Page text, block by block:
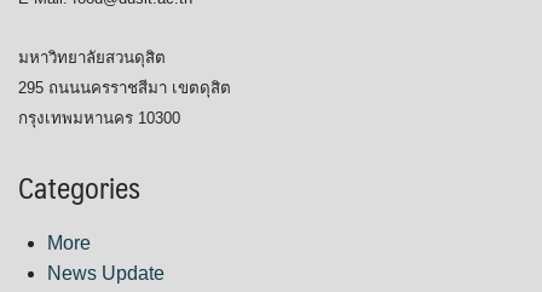
มหาวิทยาลัยสวนดุสิต
295 ถนนนครราชสีมา เขตดุสิต
กรุงเทพมหานคร 10300
Categories
More
News Update